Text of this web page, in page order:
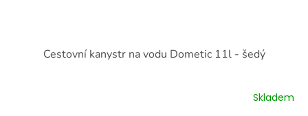
Cestovní kanystr na vodu Dometic 11l - šedý
Skladem